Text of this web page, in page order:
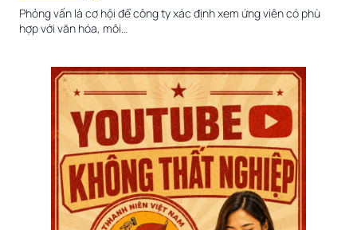
Phỏng vấn là cơ hội để công ty xác định xem ứng viên có phù
hợp với văn hóa, môi…